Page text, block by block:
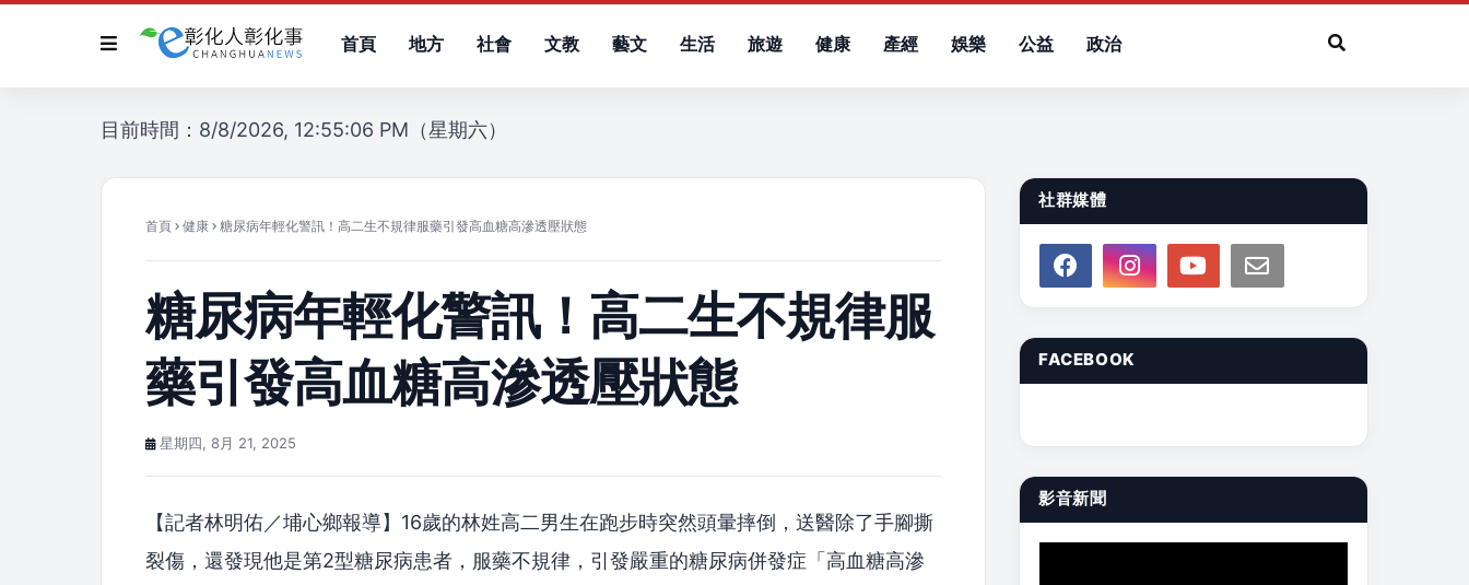
首頁 地方 社會 文教 藝文 生活 旅遊 健康 產經 娛樂 公益 政治
目前時間：8/8/2026, 12:55:06 PM（星期六）
首頁 健康 糖尿病年輕化警訊！高二生不規律服藥引發高血糖高滲透壓狀態
糖尿病年輕化警訊！高二生不規律服
藥引發高血糖高滲透壓狀態
星期四, 8月 21, 2025
【記者林明佑／埔心鄉報導】16歲的林姓高二男生在跑步時突然頭暈摔倒，送醫除了手腳撕
裂傷，還發現他是第2型糖尿病患者，服藥不規律，引發嚴重的糖尿病併發症「高血糖高滲
社群媒體
FACEBOOK
影音新聞